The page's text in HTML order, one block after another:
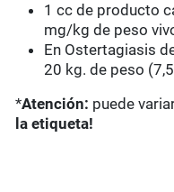
1 cc de producto
mg/kg de peso
En Ostertagiasis
20 kg. de peso
*Atención: puede
la etiqueta!